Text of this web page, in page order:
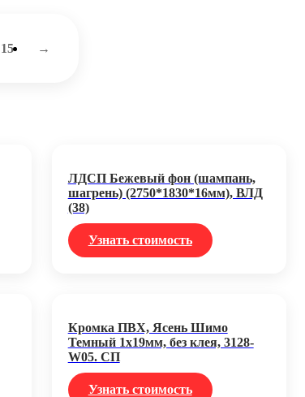
15 →
ЛДСП Бежевый фон (шампань,
шагрень) (2750*1830*16мм), ВЛД
(38)
Узнать стоимость
Кромка ПВХ, Ясень Шимо
Темный 1х19мм, без клея, 3128-
W05. СП
Узнать стоимость